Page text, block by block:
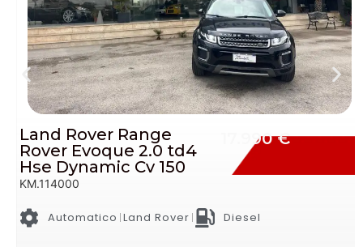
Ford Ecosport 1.5 Tdci
Titanium Neopatentati
Cv 90
KM.145000
11.990 €
Manuale Ford Diesel